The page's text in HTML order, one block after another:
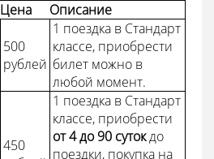
Цена Описание
500
рублей
1 поездка в Стандарт
классе, приобрести
билет можно в
любой момент.
450
1 поездка в Стандарт
классе, приобрести
от 4 до 90 сутокдо
поездки, покупка на